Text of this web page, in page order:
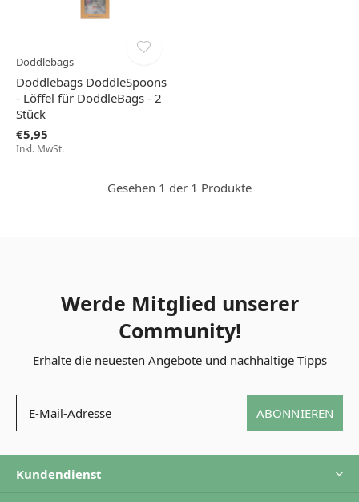
Doddlebags
Doddlebags DoddleSpoons
- Löffel für DoddleBags - 2
Stück
€5,95
Inkl. MwSt.
Gesehen 1 der 1 Produkte
Werde Mitglied unserer
Community!
Erhalte die neuesten Angebote und nachhaltige Tipps
ABONNIEREN
Kundendienst